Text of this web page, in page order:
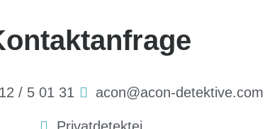
/ 5 01 31 acon@acon-detektive.com